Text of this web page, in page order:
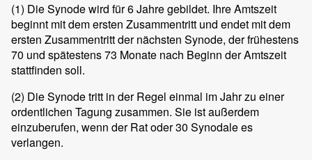
(1) Die Synode wird für 6 Jahre gebildet. Ihre Amtszeit
beginnt mit dem ersten Zusammentritt und endet mit dem
ersten Zusammentritt der nächsten Synode, der frühestens
70 und spätestens 73 Monate nach Beginn der Amtszeit
stattfinden soll.
(2) Die Synode tritt in der Regel einmal im Jahr zu einer
ordentlichen Tagung zusammen. Sie ist außerdem
einzuberufen, wenn der Rat oder 30 Synodale es
verlangen.